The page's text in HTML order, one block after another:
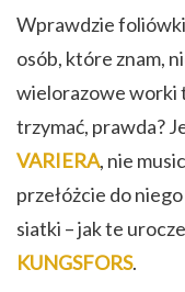
Wprawdzie foliówki
osób, które znam,
wielorazowe worki
trzymać, prawda?
VARIERA, nie
przełóżcie do
siatki – jak te
KUNGSFORS.